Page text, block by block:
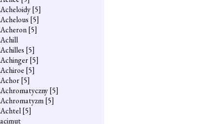
Acheloidy[5]
Achelous [5]
Acheron[5]
Achill
Achilles [5]
Achinger[5]
Achiroe [5]
Achor[5]
Achromatyczny[5]
Achromatyzm[5]
Achtel[5]
acimut